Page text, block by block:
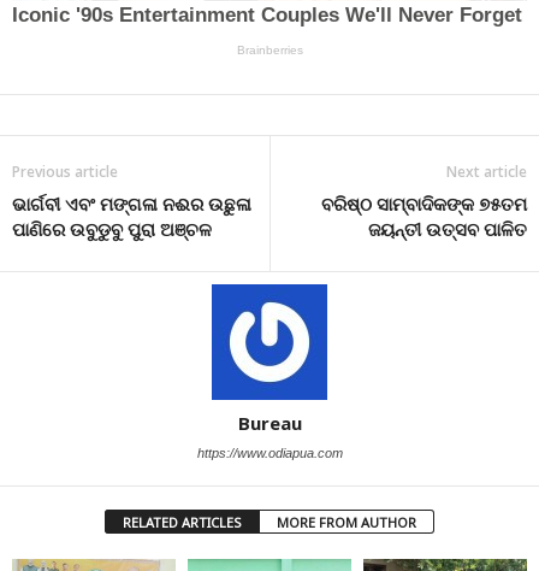
Previous article
ଭାର୍ଗବୀ ଏବଂ ମଙ୍ଗଳା ନଈର ଉଛୁଳା
ପାଣିରେ ଉବୁଡୁବୁ ପୁରା ଅଞ୍ଚଳ
Next article
ବରିଷ୍ଠ ସାମ୍ବାଦିକଙ୍କ ୭୫ତମ
ଜୟନ୍ତୀ ଉତ୍ସବ ପାଳିତ
Bureau
https://www.odiapua.com
RELATED ARTICLES MORE FROM AUTHOR